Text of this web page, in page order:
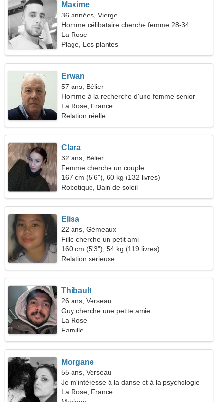
Maxime
36 années, Vierge
Homme célibataire cherche femme 28-34
La Rose
Plage, Les plantes
Erwan
57 ans, Bélier
Homme à la recherche d'une femme senior
La Rose, France
Relation réelle
Clara
32 ans, Bélier
Femme cherche un couple
167 cm (5'6"), 60 kg (132 livres)
Robotique, Bain de soleil
Elisa
22 ans, Gémeaux
Fille cherche un petit ami
160 cm (5'3"), 54 kg (119 livres)
Relation serieuse
Thibault
26 ans, Verseau
Guy cherche une petite amie
La Rose
Famille
Morgane
55 ans, Verseau
Je m'intéresse à la danse et à la psychologie
La Rose, France